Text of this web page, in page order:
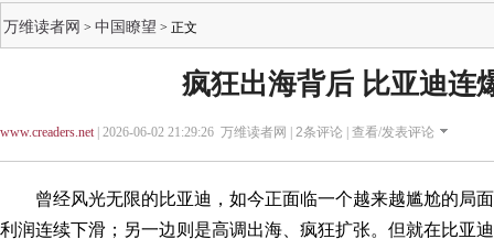
万维读者网 > 中国瞭望 > 正文
疯狂出海背后 比亚迪连
www.creaders.net| 2026-06-02 21:29:26 万维读者网 | 2条评论 | 查看/发表评论
曾经风光无限的比亚迪，如今正面临一个越来越尴尬的局面
利润连续下滑；另一边则是高调出海、疯狂扩张。但就在比亚